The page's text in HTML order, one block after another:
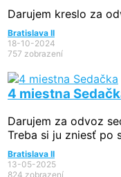
Darujem kreslo za
Bratislava II
18-10-2024
757 zobrazení
4 miestna
Darujem za odvoz
Treba si ju zniesť po
Bratislava II
13-05-2025
824 zobrazení